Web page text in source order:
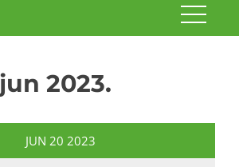
jun 2023.
JUN 20 2023